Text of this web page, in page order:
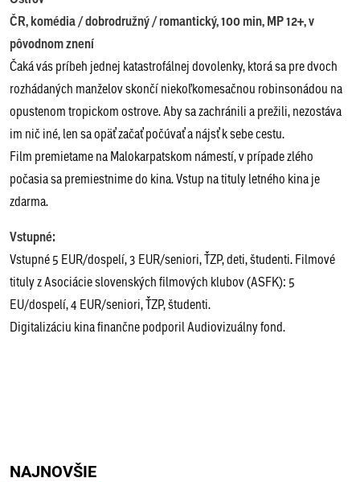
ČR, komédia / dobrodružný / romantický, 100 min, MP 12+, v
pôvodnom znení
Čaká vás príbeh jednej katastrofálnej dovolenky, ktorá sa pre dvoch
rozhádaných manželov skončí niekoľkomesačnou robinsonádou na
opustenom tropickom ostrove. Aby sa zachránili a prežili, nezostáva
im nič iné, len sa opäť začať počúvať a nájsť k sebe cestu.
Film premietame na Malokarpatskom námestí, v prípade zlého
počasia sa premiestnime do kina. Vstup na tituly letného kina je
zdarma.
Vstupné:
Vstupné 5 EUR/dospelí, 3 EUR/seniori, ŤZP, deti, študenti. Filmové
tituly z Asociácie slovenských filmových klubov (ASFK): 5
EU/dospelí, 4 EUR/seniori, ŤZP, študenti.
Digitalizáciu kina finančne podporil Audiovizuálny fond.
NAJNOVŠIE